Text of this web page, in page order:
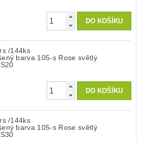
/144ks
barva 105-s Rose světlý
/144ks
barva 105-s Rose světlý